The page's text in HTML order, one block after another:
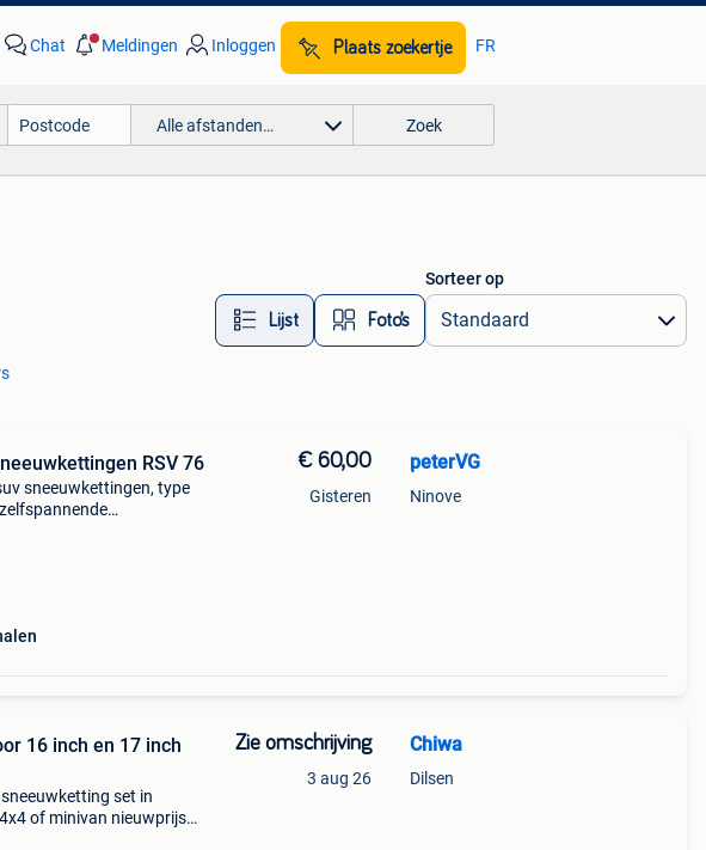
Chat Meldingen Inloggen Plaats zoekertje FR
Alle afstanden… Zoek
Lijst Foto’s
Sorteer op
RSV 76
sneeuwkettingen, type
€ 60,00
Gisteren
peterVG
Ninove
16 inch en 17 inch
set in
of minivan nieuwprijs
Zie omschrijving
3 aug 26
Chiwa
Dilsen